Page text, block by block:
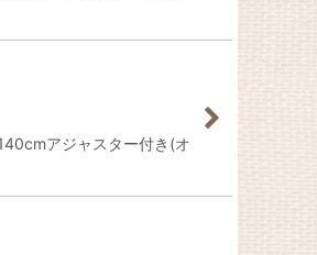
アジャスター付き(オ